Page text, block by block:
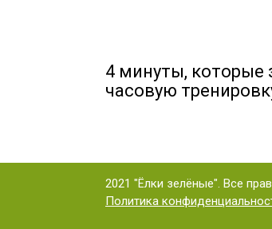
4 минуты, которые
часовую
2021 "Ёлки зелёные". Все
Политика